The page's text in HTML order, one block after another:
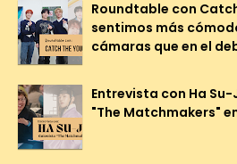
Roundtable con
sentimos más
cámaras que en el
Entrevista con Ha
"The Matchmakers"